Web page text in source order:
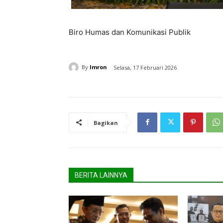
Biro Humas dan Komunikasi Publik
By Imron Selasa, 17 Februari 2026
Bagikan
BERITA LAINNYA